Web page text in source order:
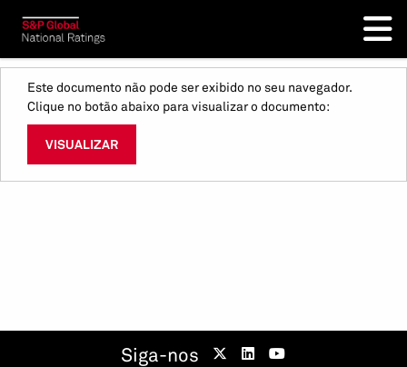
Este documento não pode ser exibido no seu navegador.
Clique no botão abaixo para visualizar o documento:
VISUALIZAR
Siga-nos